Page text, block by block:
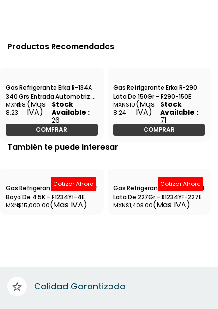
Productos Recomendados
Gas Refrigerante Erka R-134A
340 Grs Entrada Automotriz //
Tapa Ciega - R134-340EA
MXN$8
8.23
(Mas
IVA)
Stock
Available :
26
COMPRAR
Gas Refrigerante Erka R-290
Lata De 150Gr - R290-150E
MXN$10
8.24
(Mas
IVA)
Stock
Available :
71
COMPRAR
También te puede interesar
Cotizar Ahora
Gas Refrigerante Erka R-1234Yf
Boya De 4.5K - R1234Yf-4E
MXN$15,000.00(Mas IVA)
Cotizar Ahora
Gas Refrigerante Erka R-1234Yf
Lata De 227Gr - R1234YF-227E
MXN$1,403.00(Mas IVA)
Calidad Garantizada